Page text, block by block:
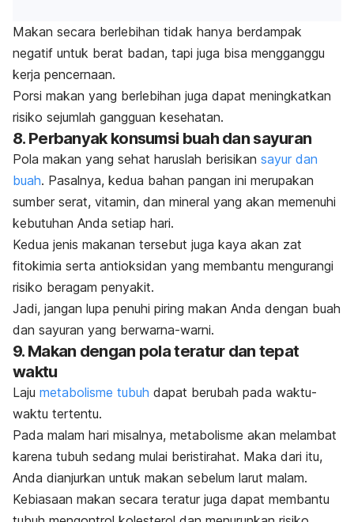
Makan secara berlebihan tidak hanya berdampak
negatif untuk berat badan, tapi juga bisa mengganggu
kerja pencernaan.
Porsi makan yang berlebihan juga dapat meningkatkan
risiko sejumlah gangguan kesehatan.
8. Perbanyak konsumsi buah dan sayuran
Pola makan yang sehat haruslah berisikan sayur dan
buah. Pasalnya, kedua bahan pangan ini merupakan
sumber serat, vitamin, dan mineral yang akan memenuhi
kebutuhan Anda setiap hari.
Kedua jenis makanan tersebut juga kaya akan zat
fitokimia serta antioksidan yang membantu mengurangi
risiko beragam penyakit.
Jadi, jangan lupa penuhi piring makan Anda dengan buah
dan sayuran yang berwarna-warni.
9. Makan dengan pola teratur dan tepat
waktu
Laju metabolisme tubuh dapat berubah pada waktu-
waktu tertentu.
Pada malam hari misalnya, metabolisme akan melambat
karena tubuh sedang mulai beristirahat. Maka dari itu,
Anda dianjurkan untuk makan sebelum larut malam.
Kebiasaan makan secara teratur juga dapat membantu